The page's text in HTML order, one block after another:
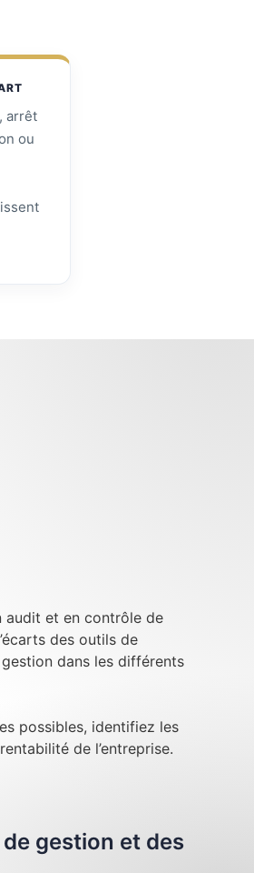
arrêt
ou
audit et en contrôle de
des outils de
dans les différents
possibles, identifiez les
de l’entreprise.
gestion et des